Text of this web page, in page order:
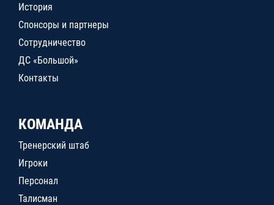
История
Спонсоры и партнеры
Сотрудничество
ДС «Большой»
Контакты
КОМАНДА
Тренерский штаб
Игроки
Персонал
Талисман